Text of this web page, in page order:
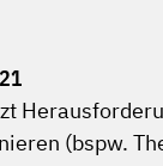
(bspw.